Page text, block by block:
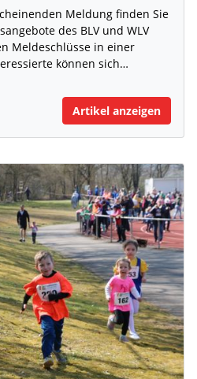
Meldung finden Sie
des BLV und WLV
Meldeschlüsse in einer
können sich…
Artikel anzeigen